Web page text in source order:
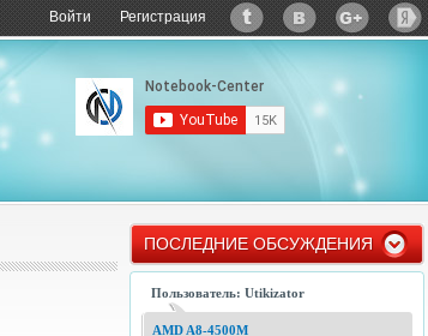
Войти Регистрация
ПОСЛЕДНИЕ ОБСУЖДЕНИЯ
Пользователь: Utikizator
AMD A8-4500M